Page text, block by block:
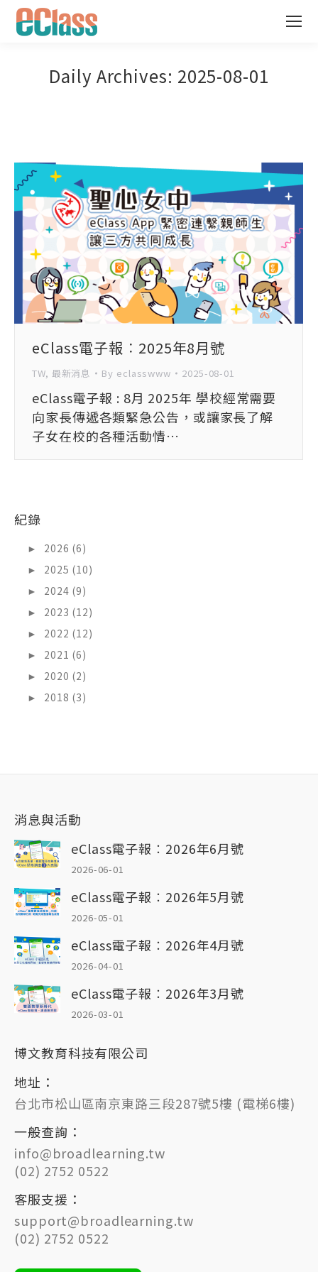
Daily Archives: 2025-08-01
eClass電子報︰2025年8月號
TW, 最新消息 By eclasswww 2025-08-01
eClass電子報 : 8月 2025年 學校經常需要
向家長傳遞各類緊急公告，或讓家長了解
子女在校的各種活動情…
紀錄
►
2026 (6)
►
2025 (10)
►
2024 (9)
►
2023 (12)
►
2022 (12)
►
2021 (6)
►
2020 (2)
►
2018 (3)
消息與活動
eClass電子報︰2026年6月號
2026-06-01
eClass電子報︰2026年5月號
2026-05-01
eClass電子報︰2026年4月號
2026-04-01
eClass電子報︰2026年3月號
2026-03-01
博文教育科技有限公司
地址：
台北市松山區南京東路三段287號5樓 (電梯6樓)
一般查詢：
info@broadlearning.tw
(02) 2752 0522
客服支援：
support@broadlearning.tw
(02) 2752 0522